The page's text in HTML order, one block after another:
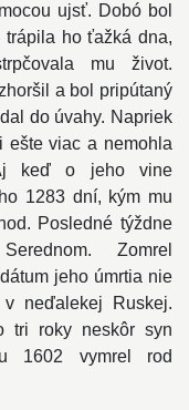
ujsť. Dobó bol
ho ťažká dna,
mu život.
a bol pripútaný
do úvahy. Napriek
ešte viac a nemohla
keď o jeho vine
1283 dní, kým mu
Posledné týždne
Zomrel
jeho úmrtia nie
neďalekej Ruskej.
tri roky neskôr syn
1602 vymrel rod